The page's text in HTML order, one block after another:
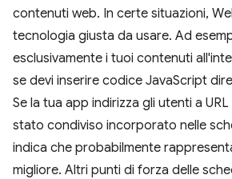
contenuti web. In certe situazioni,
tecnologia giusta da usare. Ad
esclusivamente i tuoi contenuti
se devi inserire codice JavaScript
Se la tua app indirizza gli utenti a
stato condiviso incorporato nelle
indica che probabilmente
migliore. Altri punti di forza delle